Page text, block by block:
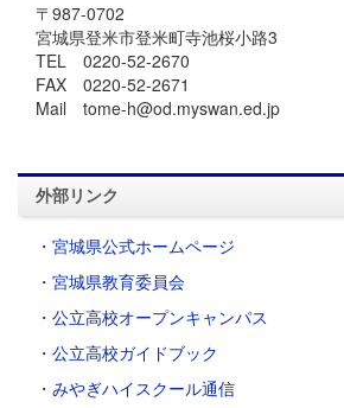
〒987-0702
宮城県登米市登米町寺池桜小路3
TEL 0220-52-2670
FAX 0220-52-2671
Mail tome-h@od.myswan.ed.jp
外部リンク
・ 宮城県公式ホームページ
・ 宮城県教育委員会
・ 公立高校オープンキャンパス
・ 公立高校ガイドブック
・ みやぎハイスクール通信